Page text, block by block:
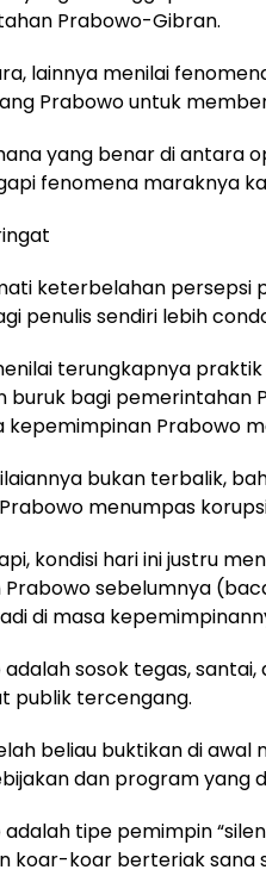
Prabowo-Gibran.
lainnya menilai
Prabowo untuk
yang benar di antara
fenomena maraknya
keterbelahan persepsi
penulis sendiri lebih
terungkapnya
buruk bagi pemerintahan
kepemimpinan Prabowo
bukan terbalik,
menumpas
kondisi hari ini justru
Prabowo sebelumnya
di masa
sosok tegas,
publik tercengang.
beliau buktikan di awal
dan program yang
tipe pemimpin
koar-koar berteriak sana